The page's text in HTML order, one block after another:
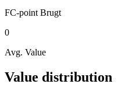
FC-point Brugt
0
Avg. Value
Value distribution